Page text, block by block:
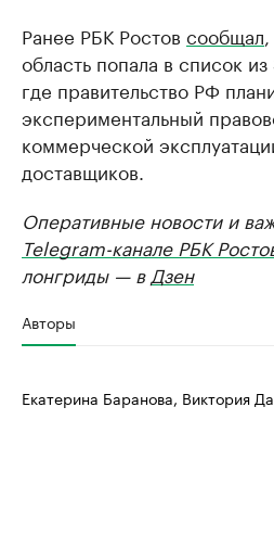
Ранее РБК Ростов сообщал
область попала в список
где правительство РФ
экспериментальный
коммерческой
доставщиков.
Оперативные новости и
Telegram-канале РБК
лонгриды — в Дзен
Авторы
Екатерина Баранова, Виктория